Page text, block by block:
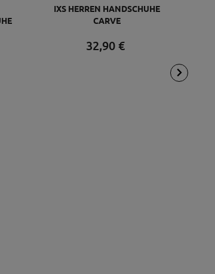
IXS HERREN HANDSCHUHE
CARVE
32,90 €